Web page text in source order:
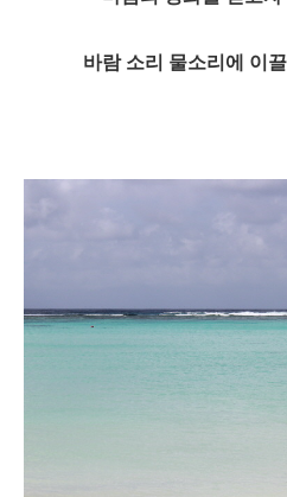
바람 소리 물소리에 이